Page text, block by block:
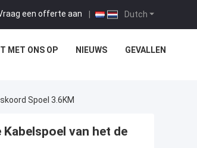
Dutch
een offerte aan |
MET ONS OP NIEUWS GEVALLEN
Spoel 3.6KM
van het de